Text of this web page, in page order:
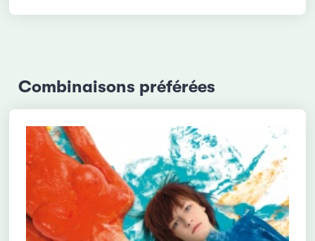
Combinaisons préférées